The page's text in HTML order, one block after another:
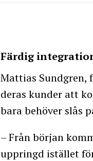
Färdig
Mattias Sundgren,
deras kunder att
bara behöver slås
– Från början
uppringd istället